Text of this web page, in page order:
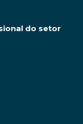
do setor